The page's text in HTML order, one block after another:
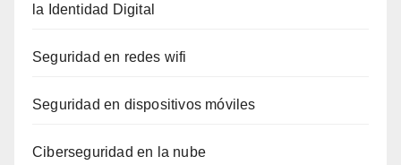
la Identidad Digital
Seguridad en redes wifi
Seguridad en dispositivos móviles
Ciberseguridad en la nube